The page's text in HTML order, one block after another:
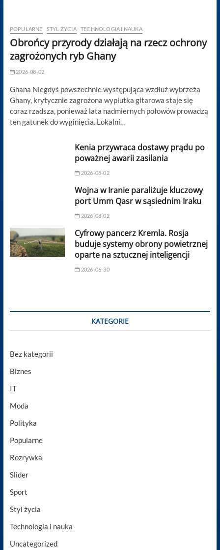
POPULARNE STYL ŻYCIA TECHNOLOGIA I NAUKA
Obrońcy przyrody działają na rzecz ochrony
zagrożonych ryb Ghany
2026-08-02
Ghana Niegdyś powszechnie występująca wzdłuż wybrzeża
Ghany, krytycznie zagrożona wyplutka gitarowa staje się
coraz rzadsza, ponieważ lata nadmiernych połowów prowadzą
ten gatunek do wyginięcia. Lokalni…
Kenia przywraca dostawy prądu po
poważnej awarii zasilania
2026-08-02
Wojna w Iranie paraliżuje kluczowy
port Umm Qasr w sąsiednim Iraku
2026-08-02
Cyfrowy pancerz Kremla. Rosja
buduje systemy obrony powietrznej
oparte na sztucznej inteligencji
2026-06-30
KATEGORIE
Bez kategorii
Biznes
IT
Moda
Polityka
Popularne
Rozrywka
Slider
Sport
Styl życia
Technologia i nauka
Uncategorized